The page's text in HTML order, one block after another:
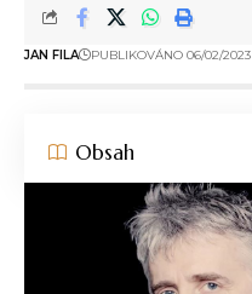
JAN FILA PUBLIKOVÁNO 06/02/2023
Obsah